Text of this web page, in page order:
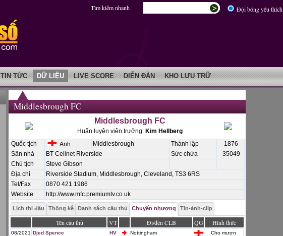
Đội bóng yêu thích
Tìm kiếm nhanh
TIN TỨC DỮ LIỆU LIVE SCORE DIỄN ĐÀN KHO LƯU TRỮ
Middlesbrough FC
Middlesbrough FC
Huấn luyện viên trưởng: Kim Hellberg
Quốc tịch
Anh Middlesbrough Thành lập
1876
Sân nhà
BT Cellnet Riverside Sức chứa
35049
Chủ tịch
Steve Gibson
Địa chỉ
Riverside Stadium, Middlesbrough, Cleveland, TS3 6RS
Tel/Fax
0870 421 1986
Website
http://www.mfc.premiumtv.co.uk
Lịch thi đấu Thống kê Danh sách cầu thủ Chuyển nhượng Tin-ảnh-clip
Tên cầu thủ VT Đi/đến CLB QG Hình thức
08/2021 Djed Spence HV Nottingham
Cho mượn